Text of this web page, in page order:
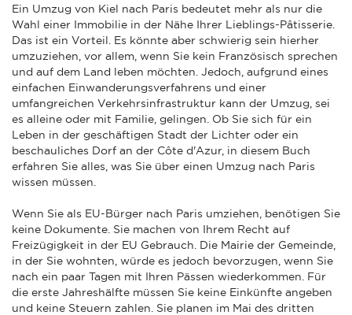
Ein Umzug von Kiel nach Paris bedeutet mehr als nur die
Wahl einer Immobilie in der Nähe Ihrer Lieblings-Pâtisserie.
Das ist ein Vorteil. Es könnte aber schwierig sein hierher
umzuziehen, vor allem, wenn Sie kein Französisch sprechen
und auf dem Land leben möchten. Jedoch, aufgrund eines
einfachen Einwanderungsverfahrens und einer
umfangreichen Verkehrsinfrastruktur kann der Umzug, sei
es alleine oder mit Familie, gelingen. Ob Sie sich für ein
Leben in der geschäftigen Stadt der Lichter oder ein
beschauliches Dorf an der Côte d'Azur, in diesem Buch
erfahren Sie alles, was Sie über einen Umzug nach Paris
wissen müssen.
Wenn Sie als EU-Bürger nach Paris umziehen, benötigen Sie
keine Dokumente. Sie machen von Ihrem Recht auf
Freizügigkeit in der EU Gebrauch. Die Mairie der Gemeinde,
in der Sie wohnten, würde es jedoch bevorzugen, wenn Sie
nach ein paar Tagen mit Ihren Pässen wiederkommen. Für
die erste Jahreshälfte müssen Sie keine Einkünfte angeben
und keine Steuern zahlen. Sie planen im Mai des dritten